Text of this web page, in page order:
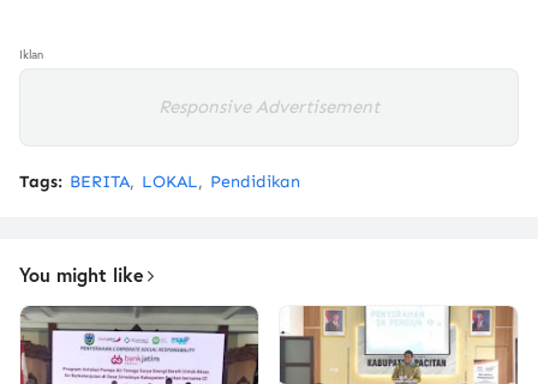
Iklan
Responsive Advertisement
Tags: BERITA LOKAL Pendidikan
You might like